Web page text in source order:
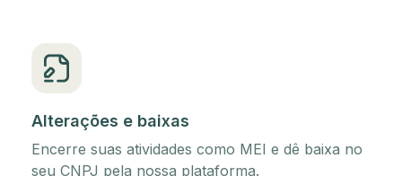
Alterações e baixas
Encerre suas atividades como MEI e dê baixa no
seu CNPJ pela nossa plataforma.